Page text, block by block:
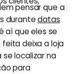
pensar que a
durantedatas
aí que eles se
deixa a loja
localizar na
para